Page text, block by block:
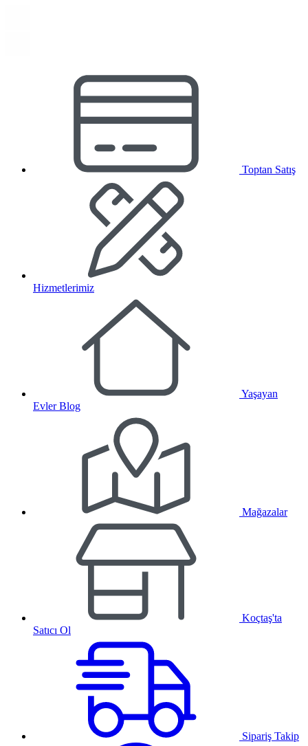
Toptan Satış
Hizmetlerimiz
Yaşayan
Evler Blog
Mağazalar
Koçtaş'ta
Satıcı Ol
Sipariş Takip